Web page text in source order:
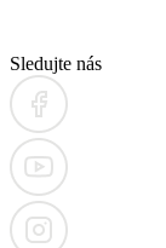
Sledujte nás